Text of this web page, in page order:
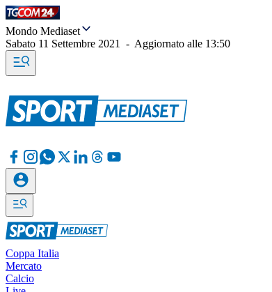
Mondo Mediaset
Sabato 11 Settembre 2021
- Aggiornato alle 13:50
Coppa Italia
Mercato
Calcio